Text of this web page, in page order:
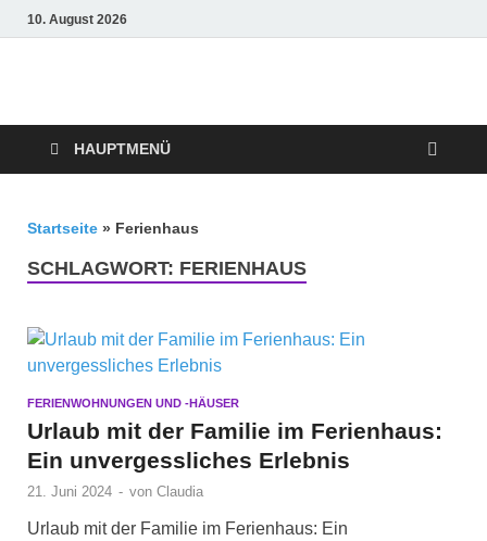
10. August 2026
Crazy4holiday
HAUPTMENÜ
Startseite » Ferienhaus
SCHLAGWORT: FERIENHAUS
FERIENWOHNUNGEN UND -HÄUSER
Urlaub mit der Familie im Ferienhaus:
Ein unvergessliches Erlebnis
21. Juni 2024 - von Claudia
Urlaub mit der Familie im Ferienhaus: Ein